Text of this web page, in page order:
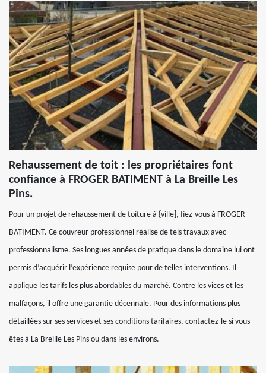
Rehaussement de toit : les propriétaires font
confiance à FROGER BATIMENT à La Breille Les
Pins.
Pour un projet de rehaussement de toiture à {ville], fiez-vous à FROGER
BATIMENT. Ce couvreur professionnel réalise de tels travaux avec
professionnalisme. Ses longues années de pratique dans le domaine lui ont
permis d’acquérir l’expérience requise pour de telles interventions. Il
applique les tarifs les plus abordables du marché. Contre les vices et les
malfaçons, il offre une garantie décennale. Pour des informations plus
détaillées sur ses services et ses conditions tarifaires, contactez-le si vous
êtes à La Breille Les Pins ou dans les environs.